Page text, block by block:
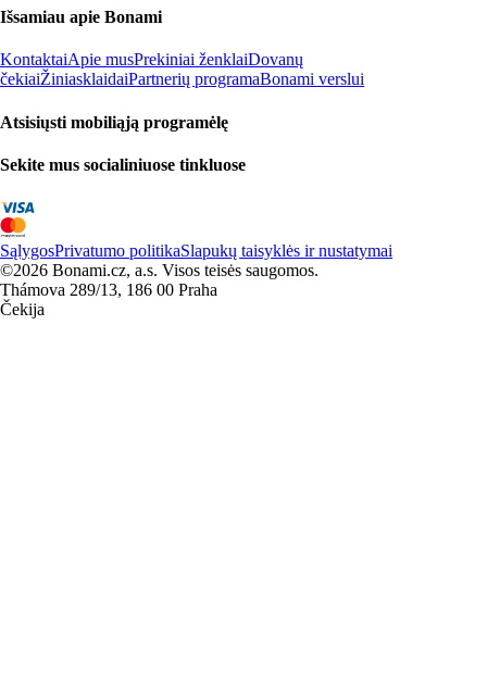
Išsamiau apie Bonami
KontaktaiApie musPrekiniai ženklaiDovanų
čekiaiŽiniasklaidaiPartnerių programaBonami verslui
Atsisiųsti mobiliąją programėlę
Sekite mus socialiniuose tinkluose
SąlygosPrivatumo politikaSlapukų taisyklės ir nustatymai
©2026 Bonami.cz, a.s. Visos teisės saugomos.
Thámova 289/13, 186 00 Praha
Čekija